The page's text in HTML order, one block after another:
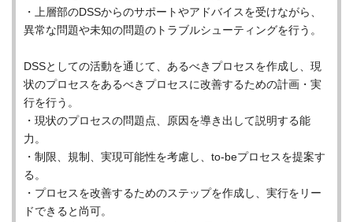
・上層部のDSSからのサポートやアドバイスを受けながら、
異常な問題や未知の問題のトラブルシューティングを行う。
DSSとしての活動を通じて、あるべきプロセスを作成し、現
状のプロセスをあるべきプロセスに改善するための計画・実
行を行う。
・現状のプロセスの問題点、原因を導き出して説明する能
力。
・制限、規制、実現可能性を考慮し、to-beプロセスを提案す
る。
・プロセスを改善するためのステップを作成し、実行をリー
ドできると尚可。